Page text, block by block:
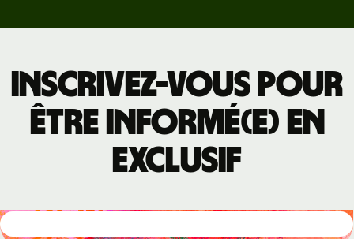
Inscrivez-vous pour
être informé(e) en
exclusif